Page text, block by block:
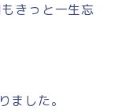
きっと一生忘
ました。